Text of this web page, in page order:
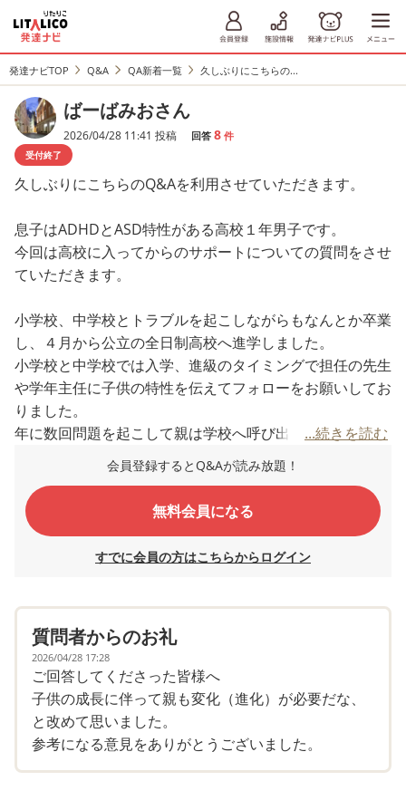
発達ナビTOP Q&A QA新着一覧 久しぶりにこちらの...
ばーばみおさん
2026/04/28 11:41 投稿 回答 8 件
受付終了
久しぶりにこちらのQ&Aを利用させていただきます。
息子はADHDとASD特性がある高校１年男子です。
今回は高校に入ってからのサポートについての質問をさせ
ていただきます。
小学校、中学校とトラブルを起こしながらもなんとか卒業
し、４月から公立の全日制高校へ進学しました。
小学校と中学校では入学、進級のタイミングで担任の先生
や学年主任に子供の特性を伝えてフォローをお願いしてお
りました。
年に数回問題を起こして親は学校へ呼び出されたり、友達
と不仲になって学校を休んだり塾もやめるとゴネたりしま
したが、数日すると嫌なことすっかり忘れてまた普通に学
校や塾に通う、を９年間繰り返し現在に至ります。
小児精神科には小２から通いましたが、子供はいつもドタ
キャンで母だけがカウンセラーと話すだけの数年。
で終了。
小学校高学年になってからは反抗期も伴い親の言うことは
全くききません。家で暴れる（壁に穴をあけたりドアを蹴
ったりする）こともありますが、１年ほど前から少し落ち
着いてきたような気もします。（今だけかもしれません
が）
口は達者のため、こちらがいくら根本的なことや常識を話
してもこれでもかというくらいに論破されます。
...続きを読む
会員登録するとQ&Aが読み放題！
無料会員になる
すでに会員の方はこちらからログイン
質問者からのお礼
2026/04/28 17:28
ご回答してくださった皆様へ
子供の成長に伴って親も変化（進化）が必要だな、
と改めて思いました。
参考になる意見をありがとうございました。